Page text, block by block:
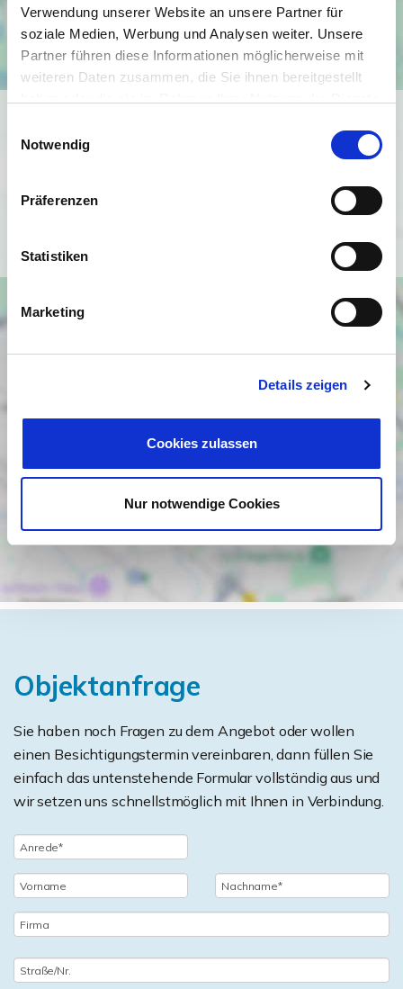
Verwendung unserer Website an unsere Partner für
soziale Medien, Werbung und Analysen weiter. Unsere
Partner führen diese Informationen möglicherweise mit
weiteren Daten zusammen, die Sie ihnen bereitgestellt
Notwendig
Präferenzen
Statistiken
Marketing
Details zeigen
Cookies zulassen
Nur notwendige Cookies
Objektanfrage
Sie haben noch Fragen zu dem Angebot oder wollen
einen Besichtigungstermin vereinbaren, dann füllen Sie
einfach das untenstehende Formular vollständig aus und
wir setzen uns schnellstmöglich mit Ihnen in Verbindung.